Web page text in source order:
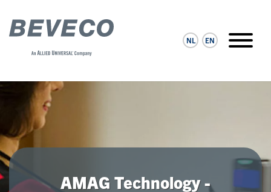
NL EN
AMAG Technology -